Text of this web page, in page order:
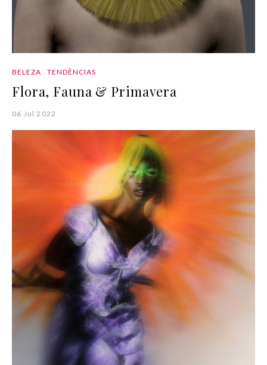
BELEZA TENDÊNCIAS
Flora, Fauna & Primavera
06 Jul 2022